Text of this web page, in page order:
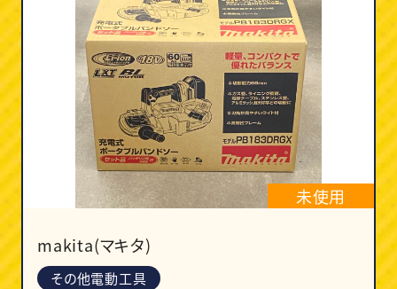
未使用
makita(マキタ)
その他電動工具